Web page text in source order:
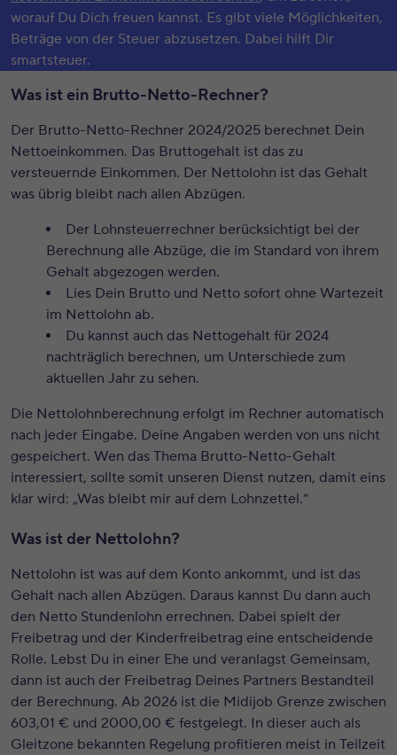
worauf Du Dich freuen kannst. Es gibt viele Möglichkeiten,
Beträge von der Steuer abzusetzen. Dabei hilft Dir
smartsteuer.
Was ist ein Brutto-Netto-Rechner?
Der Brutto-Netto-Rechner 2024/2025 berechnet Dein
Nettoeinkommen. Das Bruttogehalt ist das zu
versteuernde Einkommen. Der Nettolohn ist das Gehalt
was übrig bleibt nach allen Abzügen.
Der Lohnsteuerrechner berücksichtigt bei der
Berechnung alle Abzüge, die im Standard von ihrem
Gehalt abgezogen werden.
Lies Dein Brutto und Netto sofort ohne Wartezeit
im Nettolohn ab.
Du kannst auch das Nettogehalt für 2024
nachträglich berechnen, um Unterschiede zum
aktuellen Jahr zu sehen.
Die Nettolohnberechnung erfolgt im Rechner automatisch
nach jeder Eingabe. Deine Angaben werden von uns nicht
gespeichert. Wen das Thema Brutto-Netto-Gehalt
interessiert, sollte somit unseren Dienst nutzen, damit eins
klar wird: „Was bleibt mir auf dem Lohnzettel.“
Was ist der Nettolohn?
Nettolohn ist was auf dem Konto ankommt, und ist das
Gehalt nach allen Abzügen. Daraus kannst Du dann auch
den Netto Stundenlohn errechnen. Dabei spielt der
Freibetrag und der Kinderfreibetrag eine entscheidende
Rolle. Lebst Du in einer Ehe und veranlagst Gemeinsam,
dann ist auch der Freibetrag Deines Partners Bestandteil
der Berechnung. Ab 2026 ist die Midijob Grenze zwischen
603,01 € und 2000,00 € festgelegt. In dieser auch als
Gleitzone bekannten Regelung profitieren meist in Teilzeit